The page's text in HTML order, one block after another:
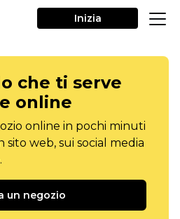
Inizia
che ti serve
online
online in pochi minuti
web, sui social media
un negozio